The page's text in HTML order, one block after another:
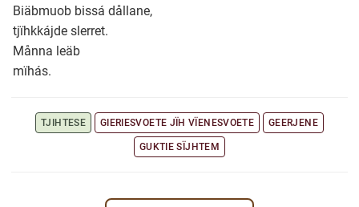
Resanderomani (Romska)
Lovari (Romska)
Biäbmuob bissá dållane,
tjïhkkájde slerret.
Månna leäb
mïhás.
TJIHTESE GIERIESVOETE JÏH VÏENESVOETE GEERJENE
GUKTIE SÏJHTEM